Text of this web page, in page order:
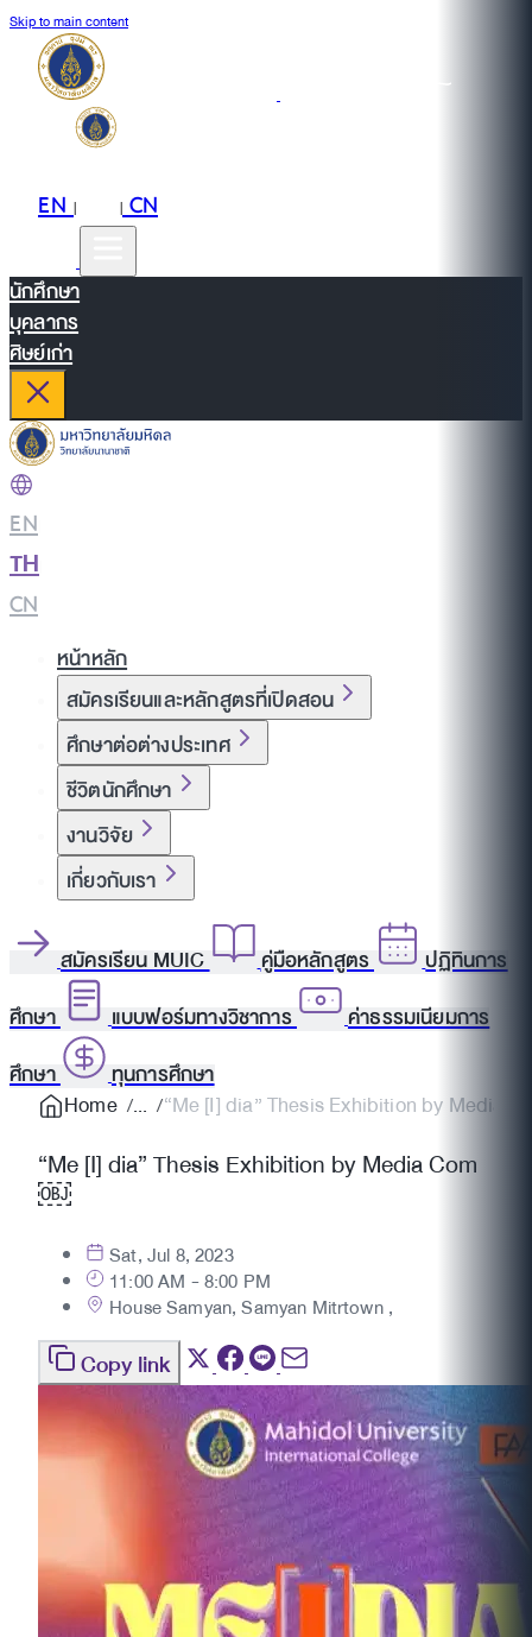
Skip to main content
EN| |CN
นักศึกษา
บุคลากร
ศิษย์เก่า
EN
TH
CN
หน้าหลัก
สมัครเรียนและหลักสูตรที่เปิดสอน
ศึกษาต่อต่างประเทศ
ชีวิตนักศึกษา
งานวิจัย
เกี่ยวกับเรา
สมัครเรียน MUIC คู่มือหลักสูตร
ปฏิทินการ
ศึกษา
แบบฟอร์มทางวิชาการ
ค่าธรรมเนียมการ
ศึกษา
ทุนการศึกษา
Home
“Me [I] dia” Thesis Exhibition by Media
“Me [I] dia” Thesis Exhibition by Media Com
￼
Sat, Jul 8, 2023
11:00 AM - 8:00 PM
House Samyan, Samyan Mitrtown ,
Copy link